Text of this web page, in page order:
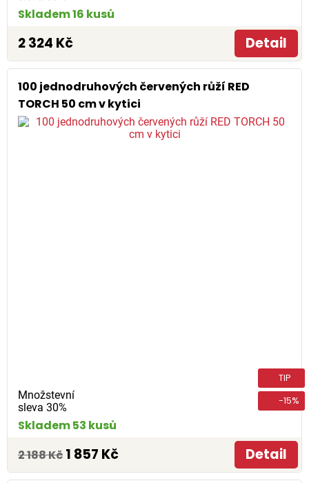
Skladem 16 kusů
2 324 Kč Detail
100 jednodruhových červených růží RED
TORCH 50 cm v kytici
Množstevní
sleva 30%
TIP
-15%
Skladem 53 kusů
2 188 Kč 1 857 Kč Detail